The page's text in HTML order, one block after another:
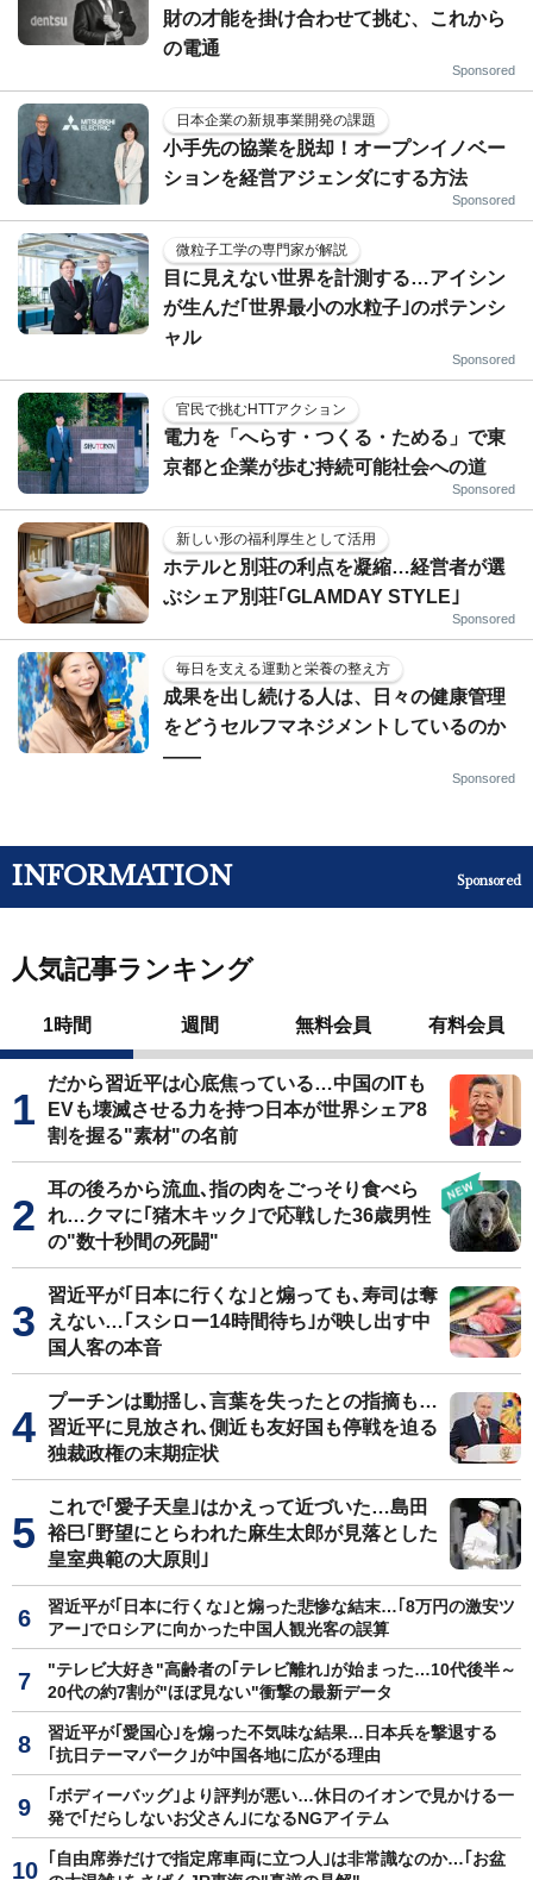
財の才能を掛け合わせて挑む、これから
の電通
Sponsored
日本企業の新規事業開発の課題
小手先の協業を脱却！オープンイノベー
ションを経営アジェンダにする方法
Sponsored
微粒子工学の専門家が解説
目に見えない世界を計測する…アイシン
が生んだ｢世界最小の水粒子｣のポテンシ
ャル
Sponsored
官民で挑むHTTアクション
電力を「へらす・つくる・ためる」で東
京都と企業が歩む持続可能社会への道
Sponsored
新しい形の福利厚生として活用
ホテルと別荘の利点を凝縮…経営者が選
ぶシェア別荘｢GLAMDAY STYLE｣
Sponsored
毎日を支える運動と栄養の整え方
成果を出し続ける人は、日々の健康管理
をどうセルフマネジメントしているのか
——
Sponsored
INFORMATION Sponsored
人気記事ランキング
1時間 週間 無料会員 有料会員
だから習近平は心底焦っている…中国のITも
EVも壊滅させる力を持つ日本が世界シェア8
割を握る"素材"の名前
耳の後ろから流血､指の肉をごっそり食べら
れ…クマに｢猪木キック｣で応戦した36歳男性
の"数十秒間の死闘"
習近平が｢日本に行くな｣と煽っても､寿司は奪
えない…｢スシロー14時間待ち｣が映し出す中
国人客の本音
プーチンは動揺し､言葉を失ったとの指摘も…
習近平に見放され､側近も友好国も停戦を迫る
独裁政権の末期症状
これで｢愛子天皇｣はかえって近づいた…島田
裕巳｢野望にとらわれた麻生太郎が見落とした
皇室典範の大原則｣
習近平が｢日本に行くな｣と煽った悲惨な結末…｢8万円の激安ツ
アー｣でロシアに向かった中国人観光客の誤算
"テレビ大好き"高齢者の｢テレビ離れ｣が始まった…10代後半～
20代の約7割が"ほぼ見ない"衝撃の最新データ
習近平が｢愛国心｣を煽った不気味な結果…日本兵を撃退する
｢抗日テーマパーク｣が中国各地に広がる理由
｢ボディーバッグ｣より評判が悪い…休日のイオンで見かける一
発で｢だらしないお父さん｣になるNGアイテム
｢自由席券だけで指定席車両に立つ人｣は非常識なのか…｢お盆